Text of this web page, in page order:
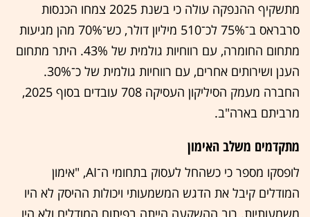
מתשקיף ההנפקה עולה כי בשנת 2025 צמחו הכנסות
סרבראס ב־75% לכ־510 מיליון דולר, כש־70% מהן מגיעות
מתחום החומרה, עם רווחיות גולמית של 43%. היתר מתחום
הענן ושירותים אחרים, עם רווחיות גולמית של כ־30%.
החברה מעמק הסיליקון העסיקה 708 עובדים בסוף 2025,
מרביתם בארה"ב.
מתקדמים משלב האימון
לופסקו מספר כי כשהחל לעסוק בתחומי ה־AI, "אימון
המודלים קיבל את הדגש המשמעותי ויכולות ההיסק לא היו